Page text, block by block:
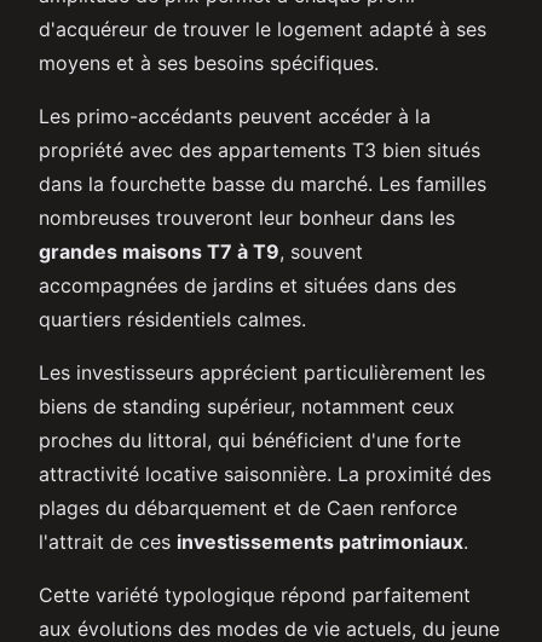
d'acquéreur de trouver le logement adapté à ses
moyens et à ses besoins spécifiques.
Les primo-accédants peuvent accéder à la
propriété avec des appartements T3 bien situés
dans la fourchette basse du marché. Les familles
nombreuses trouveront leur bonheur dans les
grandes maisons T7 à T9, souvent
accompagnées de jardins et situées dans des
quartiers résidentiels calmes.
Les investisseurs apprécient particulièrement les
biens de standing supérieur, notamment ceux
proches du littoral, qui bénéficient d'une forte
attractivité locative saisonnière. La proximité des
plages du débarquement et de Caen renforce
l'attrait de ces investissements patrimoniaux.
Cette variété typologique répond parfaitement
aux évolutions des modes de vie actuels, du jeune